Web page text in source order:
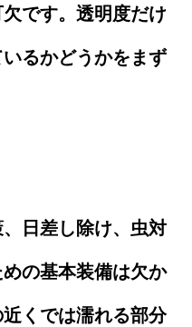
です。透明度だけ
るかどうかをまず
日差し除け、虫対
の基本装備は欠か
くでは濡れる部分